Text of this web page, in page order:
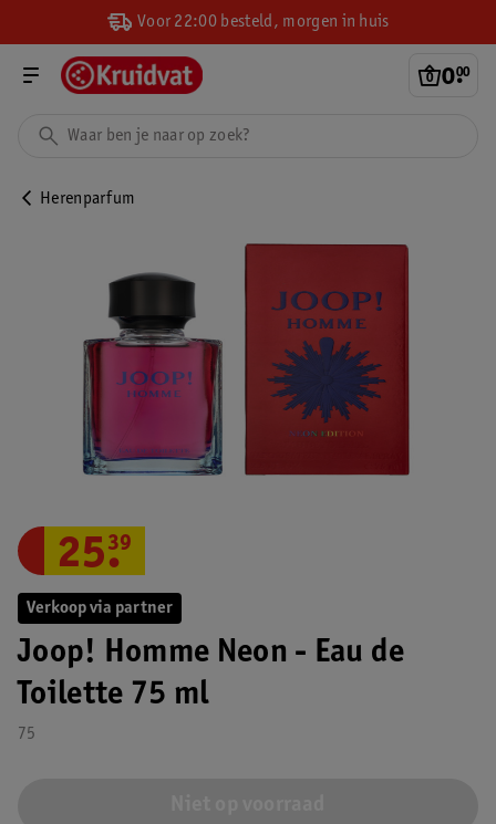
Voor 22:00 besteld, morgen in huis
0.
00
Herenparfum
Verkoop via partner
Joop! Homme Neon - Eau de
Toilette 75 ml
75
25.
39